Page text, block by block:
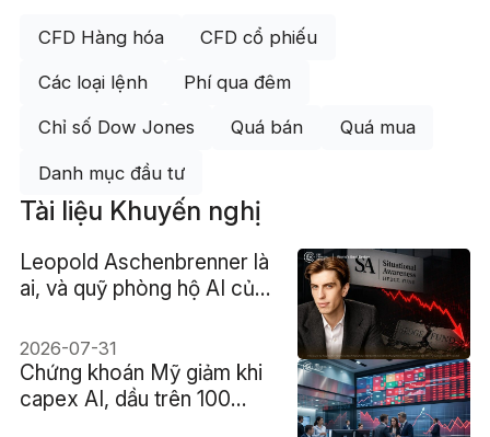
CFD Hàng hóa CFD cổ phiếu
Các loại lệnh Phí qua đêm
Chỉ số Dow Jones Quá bán Quá mua
Danh mục đầu tư
Tài liệu Khuyến nghị
Leopold Aschenbrenner là
ai, và quỹ phòng hộ AI của
nào?
2026-07-31
Chứng khoán Mỹ giảm khi
capex AI, dầu trên 100